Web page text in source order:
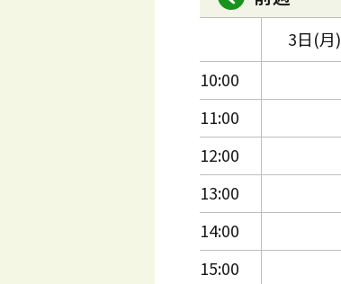
10:00
11:00
12:00
13:00
14:00
15:00
3日(月)